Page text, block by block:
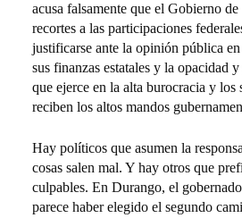
acusa falsamente que el Gobierno
recortes a las participaciones
justificarse ante la opinión pública
sus finanzas estatales y la opacidad
que ejerce en la alta burocracia y los
reciben los altos mandos
Hay políticos que asumen la
cosas salen mal. Y hay otros que
culpables. En Durango, el
parece haber elegido el segundo